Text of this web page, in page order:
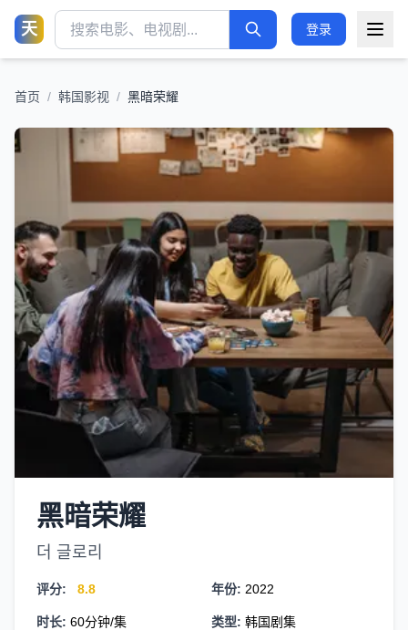
天 登录
首页 / 韩国影视 / 黑暗荣耀
黑暗荣耀
더 글로리
评分: 8.8 年份: 2022
时长: 60分钟/集 类型: 韩国剧集